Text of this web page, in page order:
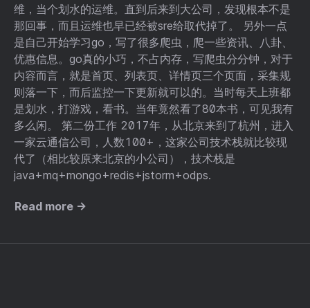
维，当个划水的运维。直到后来到大公司，发现根本不是
那回事，而且运维也早已经被sre给取代掉了。 另外一点
是自己开始学习go，写了很多爬虫，爬一些资讯、八卦、
优惠信息。go真的小巧，不占内存，写爬虫分分钟，对于
内容而言，就是首页、列表页、详情页三个页面，采集规
则落一下，而后监控一下更新就可以的。当时每天上班都
是划水，打游戏，看书。当年竟然看了80本书，可见我有
多么闲。 第二份工作 2017年，从北京来到了杭州，进入
一家云通信公司，人数100+，这家公司技术栈就比较现
代了（相比较原来北京的小公司），技术栈是
java+mq+mongo+redis+jstorm+odps.
Read more →